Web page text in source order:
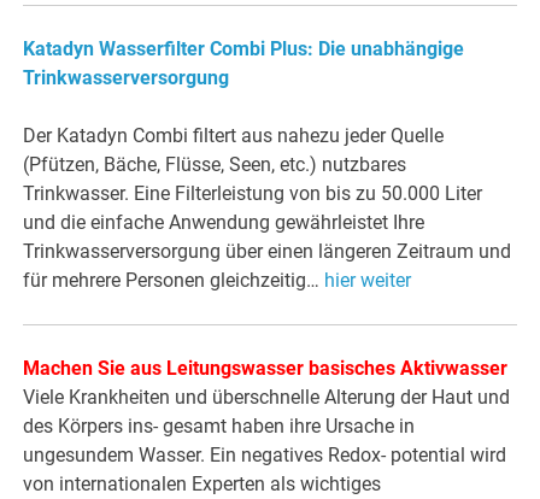
Katadyn Wasserfilter Combi Plus: Die unabhängige
Trinkwasserversorgung
Der Katadyn Combi filtert aus nahezu jeder Quelle
(Pfützen, Bäche, Flüsse, Seen, etc.) nutzbares
Trinkwasser. Eine Filterleistung von bis zu 50.000 Liter
und die einfache Anwendung gewährleistet Ihre
Trinkwasserversorgung über einen längeren Zeitraum und
für mehrere Personen gleichzeitig… hier weiter
Machen Sie aus Leitungswasser basisches Aktivwasser
Viele Krankheiten und überschnelle Alterung der Haut und
des Körpers ins- gesamt haben ihre Ursache in
ungesundem Wasser. Ein negatives Redox- potential wird
von internationalen Experten als wichtiges